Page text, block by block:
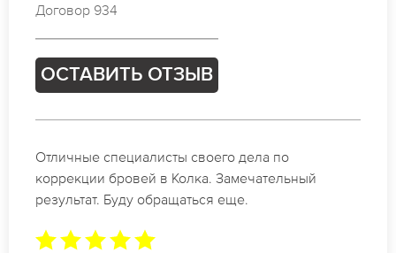
Договор 934
ОСТАВИТЬ ОТЗЫВ
Отличные специалисты своего дела по
коррекции бровей в Колка. Замечательный
результат. Буду обращаться еще.